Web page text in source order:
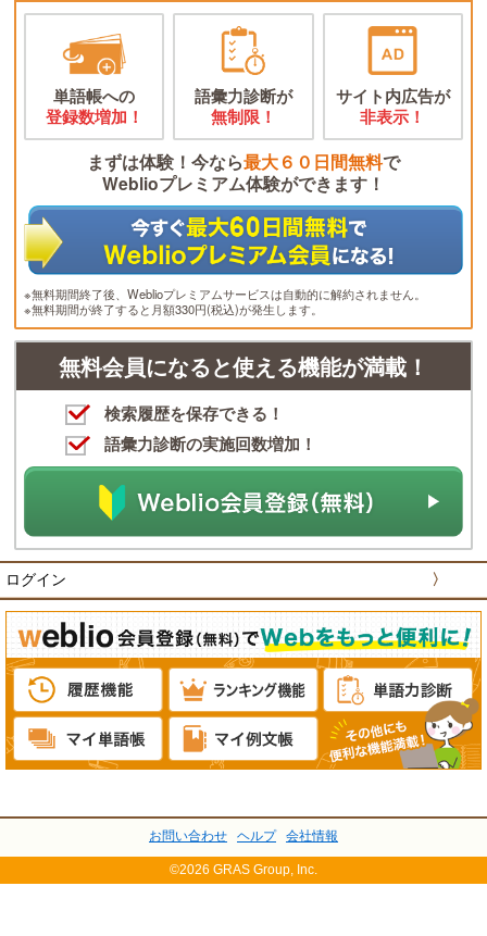
単語帳への
登録数増加！
語彙力診断が
無制限！
サイト内広告が
非表示！
まずは体験！今なら最大６０日間無料で
Weblioプレミアム体験ができます！
※無料期間終了後、Weblioプレミアムサービスは自動的に解約されません。
※無料期間が終了すると月額330円(税込)が発生します。
無料会員になると使える機能が満載！
検索履歴を保存できる！
語彙力診断の実施回数増加！
ログイン 〉
お問い合わせ ヘルプ 会社情報
©2026 GRAS Group, Inc.